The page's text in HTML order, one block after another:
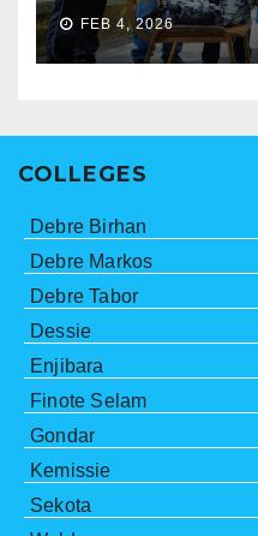
FEB 4, 2026
COLLEGES
Debre Birhan
Debre Markos
Debre Tabor
Dessie
Enjibara
Finote Selam
Gondar
Kemissie
Sekota